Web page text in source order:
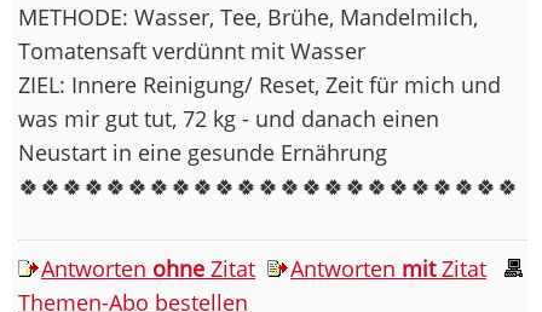
METHODE: Wasser, Tee, Brühe, Mandelmilch,
Tomatensaft verdünnt mit Wasser
ZIEL: Innere Reinigung/ Reset, Zeit für mich und
was mir gut tut, 72 kg - und danach einen
Neustart in eine gesunde Ernährung
🍀🍀🍀🍀🍀🍀🍀🍀🍀🍀🍀🍀🍀🍀🍀🍀🍀🍀🍀🍀🍀🍀🍀
Antworten ohne Zitat Antworten mitZitat
Themen-Abo bestellen